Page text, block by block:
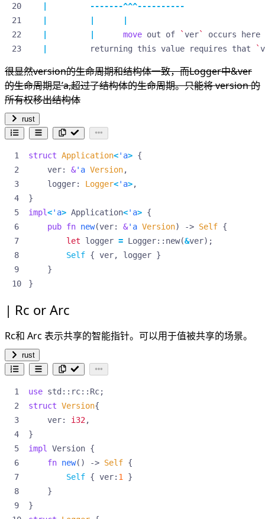
-------^^^----------
move out of `ver` occurs
here
returning this value requires that `
很显然version的生命周期和结构体一致，而Logger中&ver
的生命周期是’a,超过了结构体的生命周期。只能将 version 的
所有权移出结构体
rust
struct Application<'a> {
ver: &'a Version,
logger: Logger<'a>,
}
impl<'a> Application<'a> {
pub fn new(ver: &'a Version) -> Self {
let
logger = Logger:: new(&ver);
Self { ver, logger }
}
}
Rc or Arc
Rc和 Arc 表示共享的智能指针。可以用于值被共享的场景。
rust
use std :: rc:: Rc;
struct Version{
ver: i32,
}
impl
Version {
fn new() -> Self {
Self { ver: 1
}
}
}